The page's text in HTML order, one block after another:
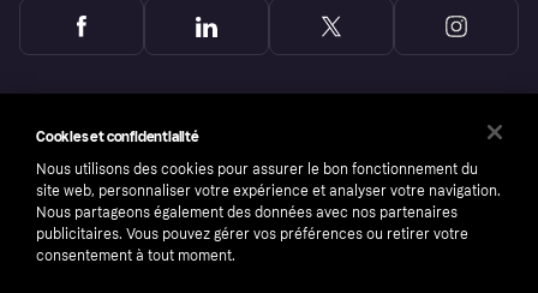
Cookies et confidentialité
Nous utilisons des cookies pour assurer le bon fonctionnement du
site web, personnaliser votre expérience et analyser votre navigation.
Nous partageons également des données avec nos partenaires
publicitaires. Vous pouvez gérer vos préférences ou retirer votre
consentement à tout moment.